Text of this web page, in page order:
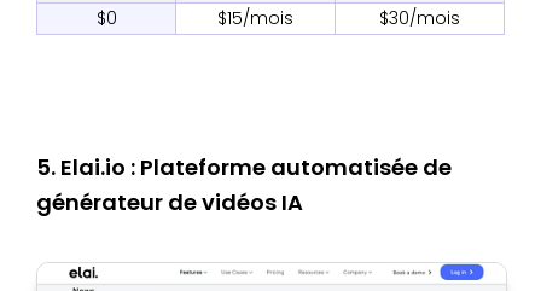
$0 $15/mois $30/mois
5. Elai.io : Plateforme automatisée de
générateur de vidéos IA